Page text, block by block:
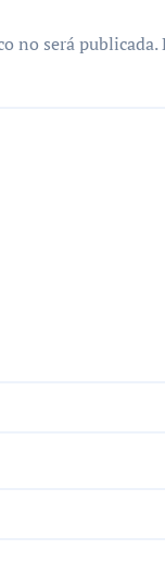
no será publicada.